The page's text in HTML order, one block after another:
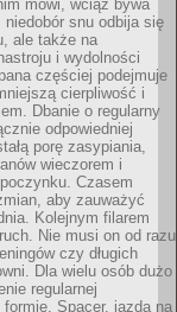
mówi, wciąż bywa
snu odbija się
ale także na
i wydolności
częściej podejmuje
cierpliwość i
Dbanie o regularny
odpowiedniej
porę zasypiania,
wieczorem i
Czasem
aby zauważyć
Kolejnym filarem
Nie musi on od razu
czy długich
Dla wielu osób dużo
regularnej
Spacer, jazda na